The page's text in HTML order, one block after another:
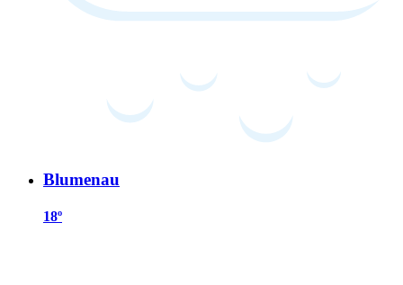
Blumenau
18º